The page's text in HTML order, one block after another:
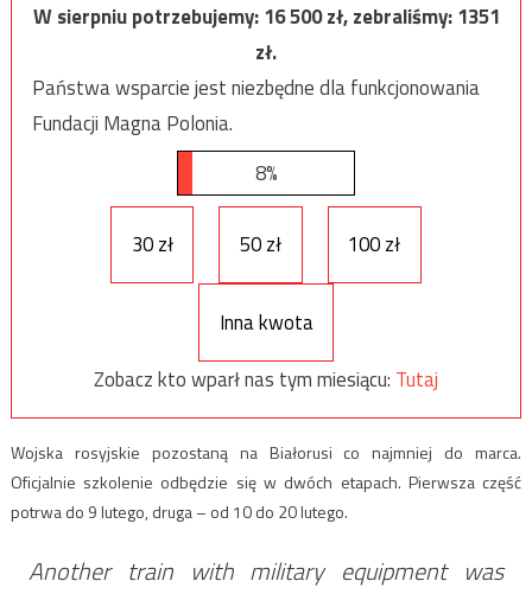
W sierpniu potrzebujemy:16 500zł, zebraliśmy:1351
zł.
Państwa wsparcie jest niezbędne dla funkcjonowania
Fundacji Magna Polonia.
8%
30 zł 50 zł 100 zł
Inna kwota
Zobacz kto wparł nas tym miesiącu: Tutaj
Wojska rosyjskie pozostaną na Białorusi co najmniej do marca.
Oficjalnie szkolenie odbędzie się w dwóch etapach. Pierwsza część
potrwa do 9 lutego, druga – od 10 do 20 lutego.
Another train with military equipment was